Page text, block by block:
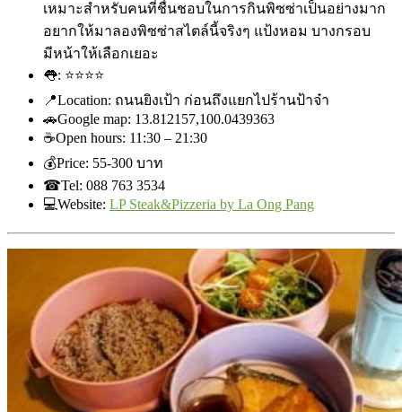
เหมาะสำหรับคนที่ชื่นชอบในการกินพิซซ่าเป็นอย่างมาก
อยากให้มาลองพิซซ่าสไตล์นี้จริงๆ แป้งหอม บางกรอบ
มีหน้าให้เลือกเยอะ
👅: ⭐⭐⭐⭐
📍Location: ถนนยิงเป้า ก่อนถึงแยกไปร้านป้าจ๋า
🚗Google map: 13.812157,100.0439363
☕Open hours: 11:30 – 21:30
💰Price: ‎55-300 บาท
☎Tel: 088 763 3534
💻Website: LP Steak&Pizzeria by La Ong Pang